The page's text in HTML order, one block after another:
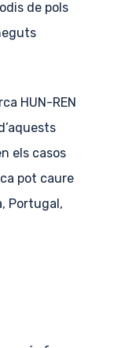
de pols
HUN-REN
els casos
pot caure
Portugal,